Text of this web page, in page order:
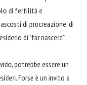
di fertilità e
di procreazione, di
di "far nascere"
potrebbe essere un
Forse è un invito a